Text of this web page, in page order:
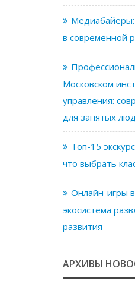
Медиабайеры:
в современной
Московском
управления:
для занятых
Топ-15
что выбрать
Онлайн-игры
экосистема
развития
АРХИВЫ